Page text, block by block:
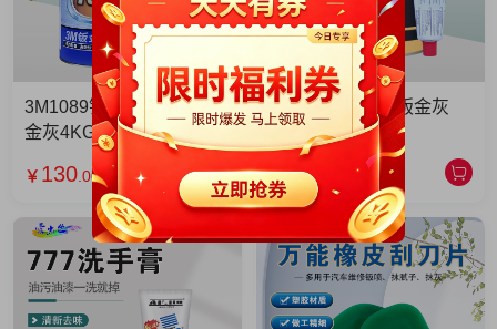
3M1089钣金灰 3M1089钣
金灰4KG 单罐
￥ 130 .00
启安钣金灰 启安钣金灰
2KG 单罐
￥49.90